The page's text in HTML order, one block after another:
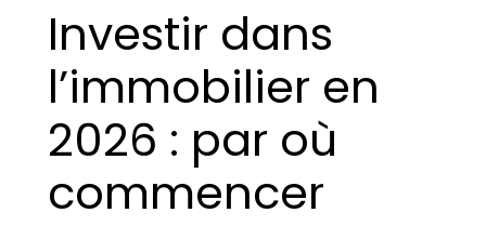
Investir dans
l’immobilier en
2026 : par où
commencer